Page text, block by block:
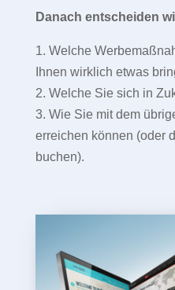
Danach entscheiden
1. Welche
Ihnen wirklich etwas
2. Welche Sie sich in
3. Wie Sie mit dem
erreichen können (oder
buchen).